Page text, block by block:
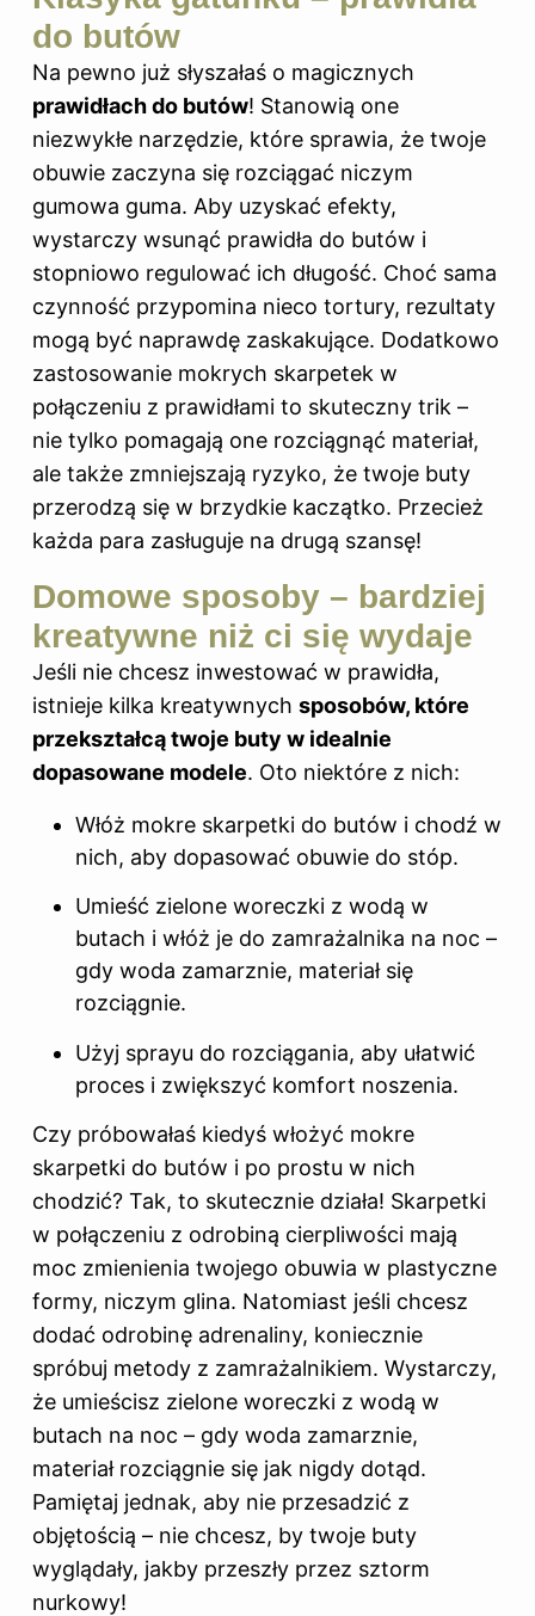
do butów
Na pewno już słyszałaś o magicznych
prawidłach do butów! Stanowią one
niezwykłe narzędzie, które sprawia, że twoje
obuwie zaczyna się rozciągać niczym
gumowa guma. Aby uzyskać efekty,
wystarczy wsunąć prawidła do butów i
stopniowo regulować ich długość. Choć sama
czynność przypomina nieco tortury, rezultaty
mogą być naprawdę zaskakujące. Dodatkowo
zastosowanie mokrych skarpetek w
połączeniu z prawidłami to skuteczny trik –
nie tylko pomagają one rozciągnąć materiał,
ale także zmniejszają ryzyko, że twoje buty
przerodzą się w brzydkie kaczątko. Przecież
każda para zasługuje na drugą szansę!
Domowe sposoby – bardziej
kreatywne niż ci się wydaje
Jeśli nie chcesz inwestować w prawidła,
istnieje kilka kreatywnych sposobów, które
przekształcą twoje buty w idealnie
dopasowane modele. Oto niektóre z nich:
Włóż mokre skarpetki do butów i chodź w
nich, aby dopasować obuwie do stóp.
Umieść zielone woreczki z wodą w
butach i włóż je do zamrażalnika na noc –
gdy woda zamarznie, materiał się
rozciągnie.
Użyj sprayu do rozciągania, aby ułatwić
proces i zwiększyć komfort noszenia.
Czy próbowałaś kiedyś włożyć mokre
skarpetki do butów i po prostu w nich
chodzić? Tak, to skutecznie działa! Skarpetki
w połączeniu z odrobiną cierpliwości mają
moc zmienienia twojego obuwia w plastyczne
formy, niczym glina. Natomiast jeśli chcesz
dodać odrobinę adrenaliny, koniecznie
spróbuj metody z zamrażalnikiem. Wystarczy,
że umieścisz zielone woreczki z wodą w
butach na noc – gdy woda zamarznie,
materiał rozciągnie się jak nigdy dotąd.
Pamiętaj jednak, aby nie przesadzić z
objętością – nie chcesz, by twoje buty
wyglądały, jakby przeszły przez sztorm
nurkowy!